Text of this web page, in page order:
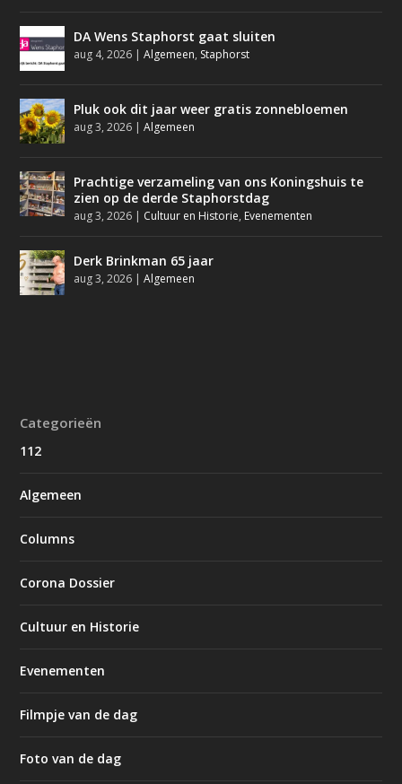
DA Wens Staphorst gaat sluiten
aug 4, 2026 |Algemeen, Staphorst
Pluk ook dit jaar weer gratis zonnebloemen
aug 3, 2026 |Algemeen
Prachtige verzameling van ons Koningshuis te
zien op de derde Staphorstdag
aug 3, 2026 | Cultuur en Historie, Evenementen
Derk Brinkman 65 jaar
aug 3, 2026 |Algemeen
Categorieën
112
Algemeen
Columns
Corona Dossier
Cultuur en Historie
Evenementen
Filmpje van de dag
Foto van de dag